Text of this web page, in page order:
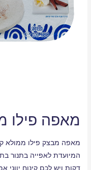
מאפה פילו
מאפה מבצק פילו ממולא
דקות ויש לכם קינוח יווני